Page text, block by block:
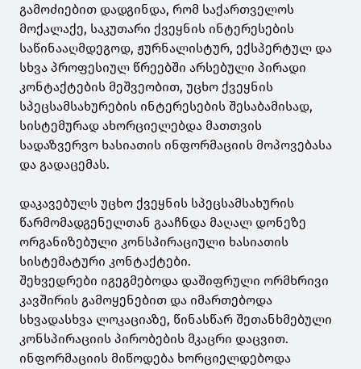
გამოძიებით დადგინდა, რომ საქართველოს
მოქალაქე, საკუთარი ქვეყნის ინტერესების
საწინააღმდეგოდ, ჟურნალისტურ, ექსპერტულ და
სხვა პროფესიულ წრეებში არსებული პირადი
კონტაქტების მეშვეობით, უცხო ქვეყნის
სპეცსამსახურების ინტერესების შესაბამისად,
სისტემურად ახორციელებდა მათთვის
სადაზვერვო ხასიათის ინფორმაციის მოპოვებასა
და გადაცემას.
დაკავებულს უცხო ქვეყნის სპეცსამსახურის
წარმომადგენელთან გააჩნდა მაღალ დონეზე
ორგანიზებული კონსპირაციული ხასიათის
სისტემატური კონტაქტები.
შეხვედრები იგეგმებოდა დაშიფრული ორმხრივი
კავშირის გამოყენებით და იმართებოდა
სხვადასხვა ლოკაციაზე, წინასწარ შეთანხმებული
კონსპირაციის პირობების მკაცრი დაცვით.
ინფორმაციის მიწოდება ხორციელდებოდა